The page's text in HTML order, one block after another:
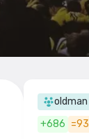
oldman
+686 =93